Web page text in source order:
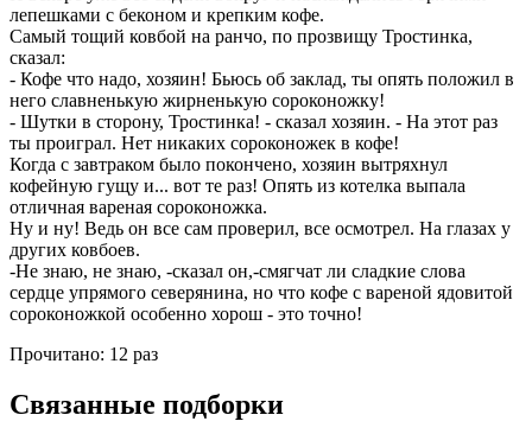
лепешками с беконом и крепким кофе.
Самый тощий ковбой на ранчо, по прозвищу Тростинка,
сказал:
- Кофе что надо, хозяин! Бьюсь об заклад, ты опять положил в
него славненькую жирненькую сороконожку!
- Шутки в сторону, Тростинка! - сказал хозяин. - На этот раз
ты проиграл. Нет никаких сороконожек в кофе!
Когда с завтраком было покончено, хозяин вытряхнул
кофейную гущу и... вот те раз! Опять из котелка выпала
отличная вареная сороконожка.
Ну и ну! Ведь он все сам проверил, все осмотрел. На глазах у
других ковбоев.
-Не знаю, не знаю, -сказал он,-смягчат ли сладкие слова
сердце упрямого северянина, но что кофе с вареной ядовитой
сороконожкой особенно хорош - это точно!
Прочитано: 12 раз
Связанные подборки